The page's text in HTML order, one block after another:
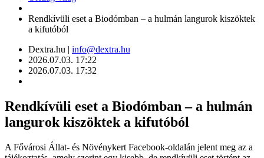
Rendkívüli eset a Biodómban – a hulmán langurok kiszöktek
a kifutóból
Dextra.hu | info@dextra.hu
2026.07.03. 17:22
2026.07.03. 17:32
Rendkívüli eset a Biodómban – a hulmán
langurok kiszöktek a kifutóból
A Fővárosi Állat‑ és Növénykert Facebook‑oldalán jelent meg az a